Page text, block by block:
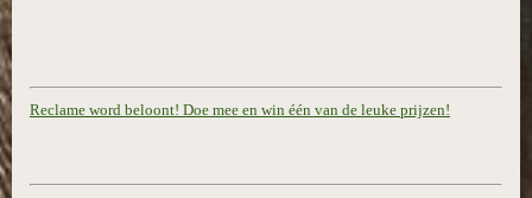
Reclame word beloont! Doe mee en win één van de leuke prijzen!